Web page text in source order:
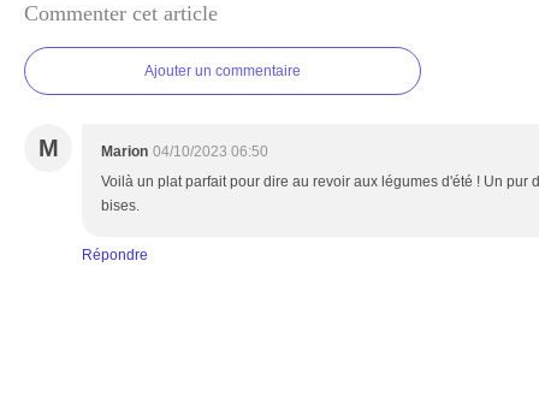
Commenter cet article
Ajouter un commentaire
M Marion 04/10/2023 06:50
Voilà un plat parfait pour dire au revoir aux légumes d'été ! Un pur
bises.
Répondre